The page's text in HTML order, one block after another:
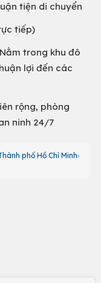
tiện di chuyển
tiếp)
trong khu đô
lợi đến các
rộng, phòng
ninh 24/7
phố Hồ Chí Minh